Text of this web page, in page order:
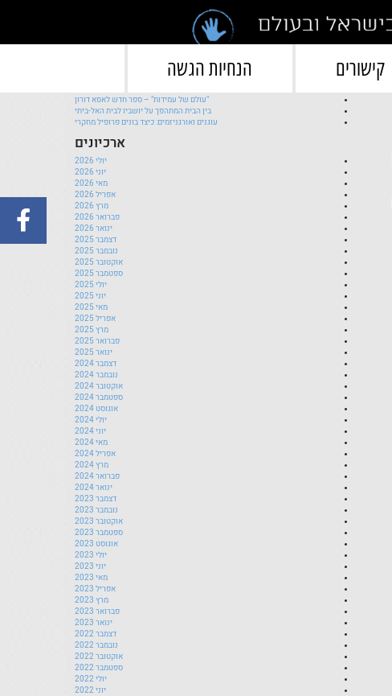
קישורים הנחיות הגשהפוסטים אחרונים
השקת ספר חדש לחן משגב וגילי הרטל
"עולם של עמידות" – ספר חדש לאסא דורון
בין הבית המתהפך על יושביו לבית האל-ביתי
עוגנים ואורגניזמים: כיצד בונים פרופיל מחקרי
ארכיונים
יולי 2026
יוני 2026
מאי 2026
אפריל 2026
מרץ 2026
פברואר 2026
ינואר 2026
דצמבר 2025
נובמבר 2025
אוקטובר 2025
ספטמבר 2025
יולי 2025
יוני 2025
מאי 2025
אפריל 2025
מרץ 2025
פברואר 2025
ינואר 2025
דצמבר 2024
נובמבר 2024
אוקטובר 2024
ספטמבר 2024
אוגוסט 2024
יולי 2024
יוני 2024
מאי 2024
אפריל 2024
מרץ 2024
פברואר 2024
ינואר 2024
דצמבר 2023
נובמבר 2023
אוקטובר 2023
ספטמבר 2023
אוגוסט 2023
יולי 2023
יוני 2023
מאי 2023
אפריל 2023
מרץ 2023
פברואר 2023
ינואר 2023
דצמבר 2022
נובמבר 2022
אוקטובר 2022
ספטמבר 2022
יולי 2022
יוני 2022